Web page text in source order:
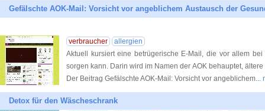
Gefälschte AOK-Mail: Vorsicht vor angeblichem Austausch der
verbraucher
allergien
Aktuell kursiert eine betrügerische E-Mail, die vor allem
sorgen kann. Darin wird im Namen der AOK behauptet,
Der Beitrag Gefälschte AOK-Mail: Vorsicht vor angeblichem...
Detox für den Wäscheschrank